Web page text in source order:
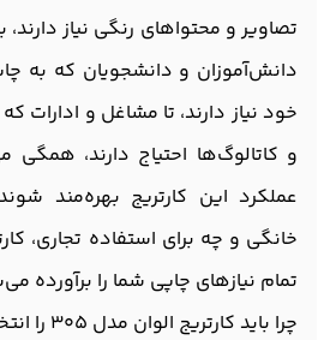
تصاویر و محتواهای رنگی نیاز
دانش‌آموزان و دانشجویان که به
خود نیاز دارند، تا مشاغل و ادارات
و کاتالوگ‌ها احتیاج دارند، همگی
عملکرد این کارتریج بهره‌مند
تمام نیازهای چاپی شما را برآورده
چرا باید کارتریج الوان مدل 305 را انتخاب کنید؟